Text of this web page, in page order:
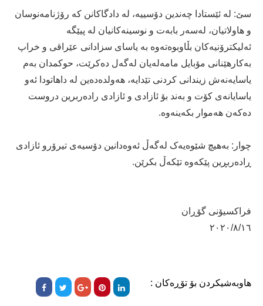
سێ: لە ئێستادا چەندین دۆسییە، لە دادگاکانن کە رۆژنامەنوسان
و ھاولاتیان، لەسەر بابەت و نوسینەکانیان لە پیێگە
ئەلیکترۆنیەکان بڵاوبوەتەوە بە یاسای سزادانی عێراقی و خراپ
بەکارھێنانی مۆبایل مامەلەیان لەگەل دەکرێت، حوكمدان بەم
یاسایەنەش زیندانی کردنی تێدایە، ھەولدەدەین لە داھاتودا ئەو
یاسایانەی کۆت و بەند بۆ ئازادی و ئازادی رادەربرین دروست
دەکەن ھەموار بکەینەوە.
چوار: بەھیچ شێوەیەک لەگەڵ ئەوەدانین دۆسیەی تیرۆرو ئازادی
ڕادەربڕین پێکەوە تێکەڵ بکرێن.
فراکسیۆنی گۆڕان
٢٠٢٠/٨/١٦
هاوبەشیکردن بۆ تۆڕەکان :